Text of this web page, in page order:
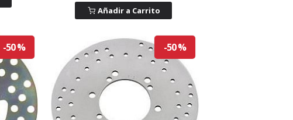
Añadir a Carrito
-50 % -50 %